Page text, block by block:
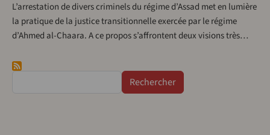
L’arrestation de divers criminels du régime d’Assad met en lumière
la pratique de la justice transitionnelle exercée par le régime
d’Ahmed al-Chaara. A ce propos s’affrontent deux visions très…